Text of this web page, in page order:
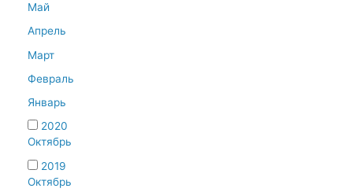
Май
Апрель
Март
Февраль
Январь
2020
Октябрь
2019
Октябрь